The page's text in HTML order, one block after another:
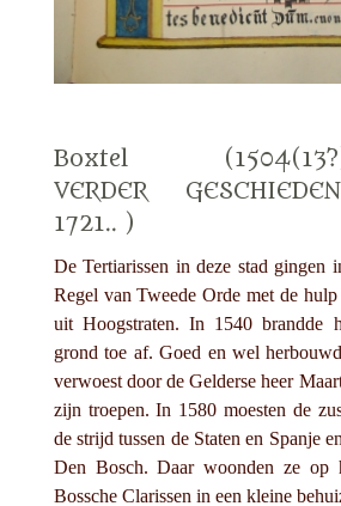
Boxtel (1504(13?)-
VERDER
1721.. )
De Tertiarissen in deze stad gingen
Regel van Tweede Orde met de hulp
uit Hoogstraten. In 1540 brandde
grond toe af. Goed en wel
verwoest door de Gelderse heer
zijn troepen. In 1580 moesten de
de strijd tussen de Staten en Spanje
Den Bosch. Daar woonden ze op
Bossche Clarissen in een kleine